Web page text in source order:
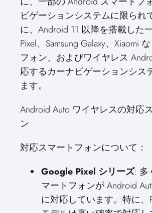
ビゲーションシステムに限られ
に、Android 11 以降を搭載した
Pixel、Samsung Galaxy、Xiaomi
フォン、およびワイヤレス
応するカーナビゲーションシス
ます。
Android Auto ワイヤレスの対応
ン
対応スマートフォンについて：
Google Pixel シリーズ: 多
マートフォンが Android
に対応しています。特に、